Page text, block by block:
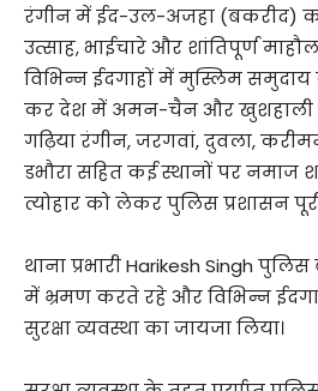
रंगीन में ईद-उल-अजहा (बकरीद)
उत्साह, भाईचारे और शांतिपूर्ण
विभिन्न ईदगाहों में मुस्लिम
कर देश में अमन-चैन और खुशहाली
गढ़िया रंगीन, जरगवां, दुवला,
डभौरा सहित कई स्थानों पर नमाज
त्योहार को लेकर पुलिस प्रशासन
थाना प्रभारी Harikesh Singh
में भ्रमण करते रहे और विभिन्न
सुरक्षा व्यवस्था का जायजा लिया।